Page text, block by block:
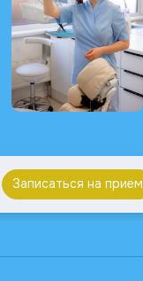
Записаться на прием